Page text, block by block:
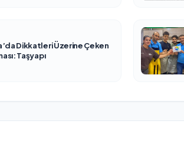
Dikkatleri Üzerine Çeken
Taşyapı